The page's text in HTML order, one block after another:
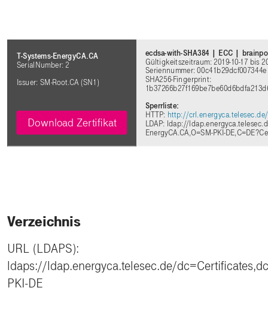
T-Systems-EnergyCA.CA
SerialNumber: 2
Issuer: SM-Root.CA (SN1)
ecdsa-with-SHA384 | ECC |
Gültigkeitszeitraum: 2019-10-17 bis
Seriennummer: 00c41b29dcf007344e
SHA256-Fingerprint:
Sperrliste:
HTTP: http://crl.energyca.telesec.de/
LDAP: ldap://
EnergyCA.CA,O=SM-PKI-
Download Zertifikat
Verzeichnis
URL (LDAPS):
ldaps://ldap.energyca.telesec.de/
PKI-DE